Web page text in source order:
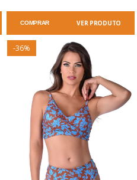
COMPRAR VER PRODUTO
-36%